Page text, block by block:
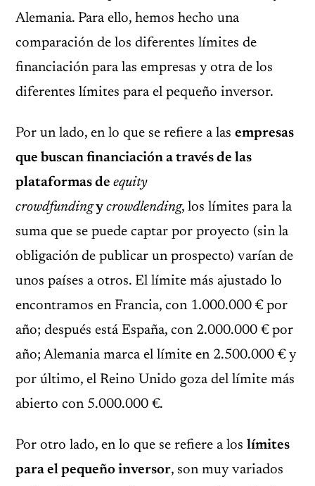
Alemania. Para ello, hemos hecho una
comparación de los diferentes límites de
financiación para las empresas y otra de los
diferentes límites para el pequeño inversor.
Por un lado, en lo que se refiere a las empresas
que buscan financiación a través de las
plataformas de equity
crowdfundingy crowdlending, los límites para la
suma que se puede captar por proyecto (sin la
obligación de publicar un prospecto) varían de
unos países a otros. El límite más ajustado lo
encontramos en Francia, con 1.000.000 € por
año; después está España, con 2.000.000 € por
año; Alemania marca el límite en 2.500.000 € y
por último, el Reino Unido goza del límite más
abierto con 5.000.000 €.
Por otro lado, en lo que se refiere a los límites
para el pequeño inversor, son muy variados